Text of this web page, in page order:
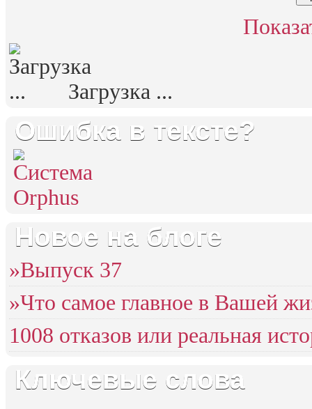
Загрузка ...
Ошибка в тексте?
Новое на блоге
»Выпуск 37
»Что самое главное в Вашей
1008 отказов или реальная
Ключевые слова